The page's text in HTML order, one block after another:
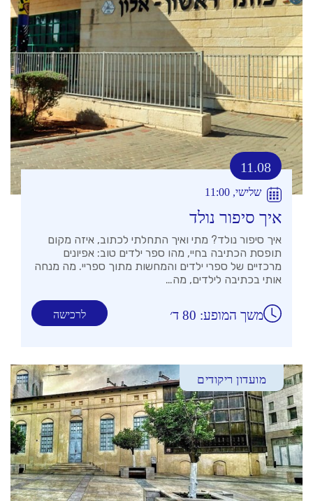
11.08
שלישי, 11:00
איך סיפור נולד
איך סיפור נולד? מתי ואיך התחלתי לכתוב, איזה מקום
תופסת הכתיבה בחיי, מהו ספר ילדים טוב: אפיונים
מרכזיים של ספרי ילדים והמחשות מתוך ספריי. מה מנחה
אותי בכתיבה לילדים, מה…
לרכישה משך המופע: 80 ד׳
מועדון ריקודים